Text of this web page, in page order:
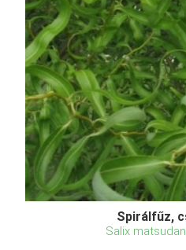
Spirálfűz,
Salix